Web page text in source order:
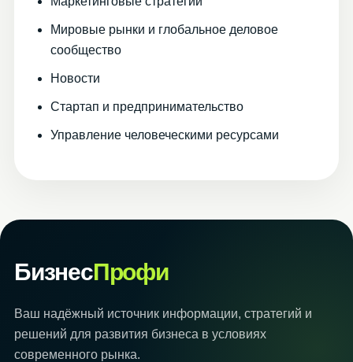
Мировые рынки и глобальное деловое
сообщество
Новости
Стартап и предпринимательство
Управление человеческими ресурсами
БизнесПрофи
Ваш надёжный источник информации, стратегий и
решений для развития бизнеса в условиях
современного рынка.